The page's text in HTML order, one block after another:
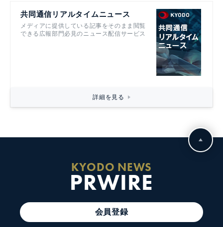
共同通信リアルタイムニュース
メディアに提供している記事をそのまま閲覧
できる広報部門必見のニュース配信サービス
詳細を見る
KYODO NEWS
PRWIRE
会員登録